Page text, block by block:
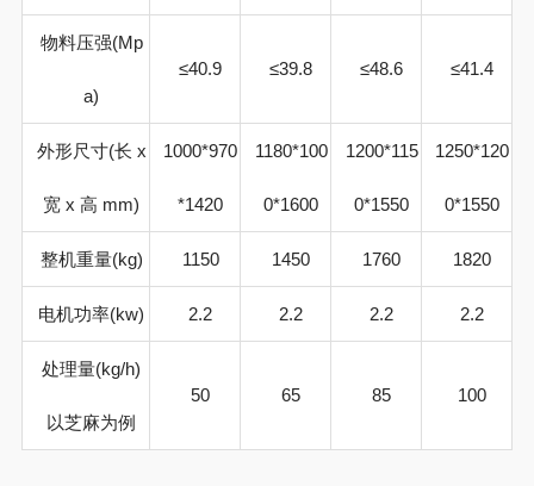
物料压强(Mp
a)
≤40.9 ≤39.8 ≤48.6 ≤41.4
外形尺寸(长 x
宽 x高 mm)
1000*970
*1420
1180*100
0*1600
1200*115
0*1550
1250*120
0*1550
整机重量(kg) 1150 1450 1760 1820
电机功率(kw) 2.2 2.2 2.2 2.2
处理量(kg/h)
以芝麻为例
50 65 85 100